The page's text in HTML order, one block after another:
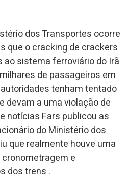
dos Transportes ocorre
que o cracking de crackers
sistema ferroviário do Irã
de passageiros em
tenham tentado
devam a uma violação de
notícias Fars publicou as
do Ministério dos
que realmente houve uma
e
dos trens .